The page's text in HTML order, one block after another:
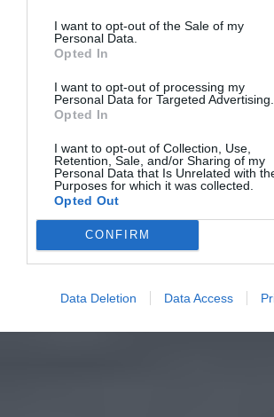
I want to opt-out of the Sale of my
Personal Data.
Opted In
I want to opt-out of processing my
Personal Data for Targeted Advertising.
Opted In
I want to opt-out of Collection, Use,
Retention, Sale, and/or Sharing of my
Personal Data that Is Unrelated with
Purposes for which it was collected.
Opted Out
CONFIRM
Data Deletion Data Access